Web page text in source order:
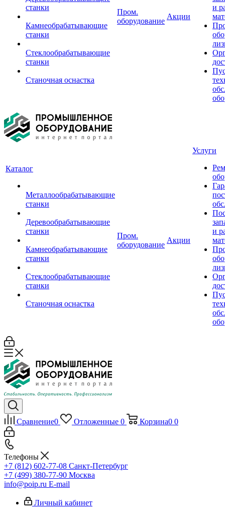
станки
Камнеобрабатывающие
станки
Стеклообрабатывающие
станки
Станочная оснастка
Пром.
оборудование
Акции
и
Каталог
Металлообрабатывающие
станки
Деревообрабатывающие
станки
Камнеобрабатывающие
станки
Стеклообрабатывающие
станки
Станочная оснастка
Пром.
оборудование
Акции
Услуги
и
Сравнение0 Отложенные 0 Корзина0 0
Телефоны
+7 (812) 602-77-08 Санкт-Петербург
+7 (499) 380-77-90 Москва
info@poip.ru E-mail
Личный кабинет